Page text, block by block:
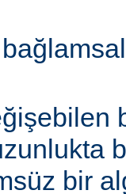
bir